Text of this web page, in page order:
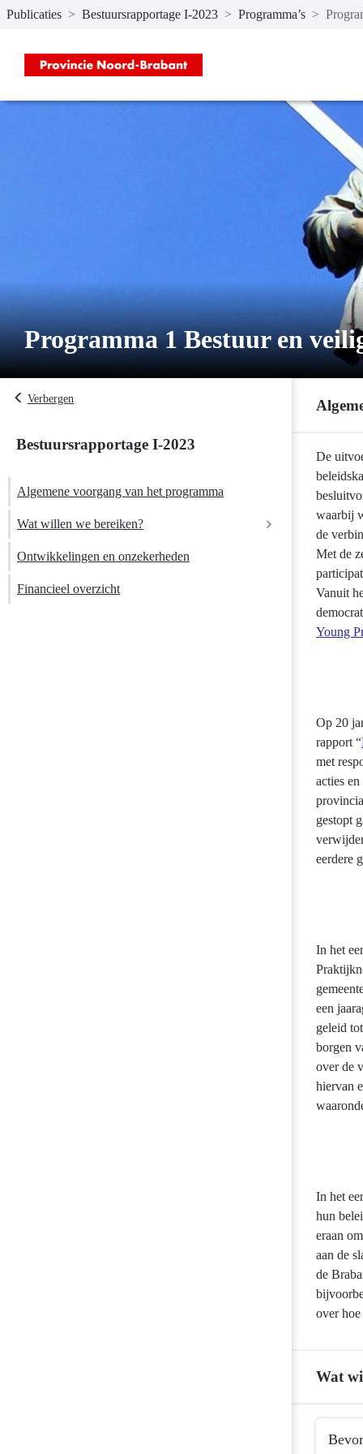
Naar hoofdinhoud
Publicaties > Bestuursrapportage I-2023 > Programma’s >
Programma 1 Bestuur en
Verbergen
Bestuursrapportage I-2023
Algemene voorgang van het programma
Wat willen we bereiken?
Bevorderen van bestuurlijke en
Ontwikkelingen en onzekerheden
Financieel overzicht
Terug
navigatie
Programma
Bestuur
veiligheid
programma
De
waarbij
de
Met de
Vanuit
Young
Op 20
rapport “
met
acties
gestopt
eerdere
In het
een
geleid
borgen
over de
hiervan
In het
hun
eraan
aan de
de
over
Wat